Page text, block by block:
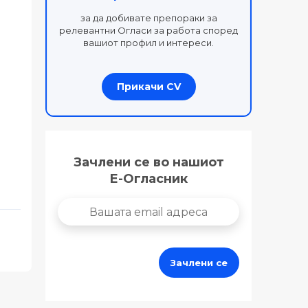
за да добивате препораки за
релевантни Огласи за работа според
вашиот профил и интереси.
Прикачи CV
Зачлени се во нашиот
Е-Огласник